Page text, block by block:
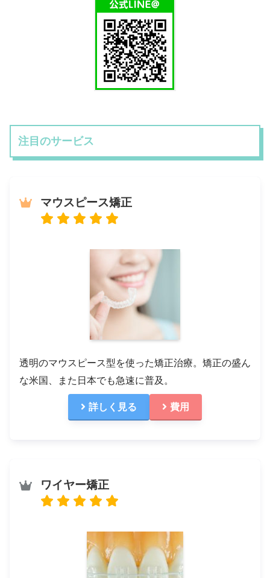
注目のサービス
マウスピース矯正
透明のマウスピース型を使った矯正治療。矯正の盛ん
な米国、また日本でも急速に普及。
詳しく見る 費用
ワイヤー矯正